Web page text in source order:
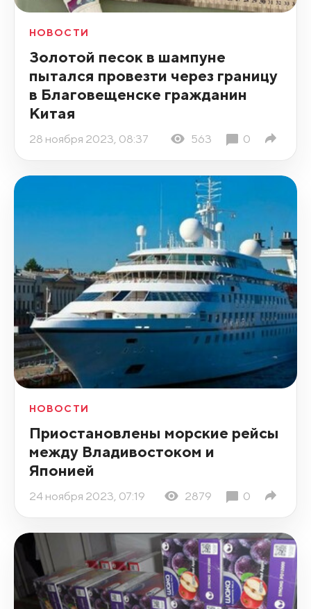
НОВОСТИ
Золотой песок в шампуне
пытался провезти через границу
в Благовещенске гражданин
Китая
28 ноября 2023, 08:37 563 0
НОВОСТИ
Приостановлены морские рейсы
между Владивостоком и
Японией
24 ноября 2023, 07:19 2879 0